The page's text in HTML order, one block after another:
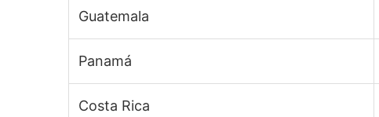
Guatemala
Panamá
Costa Rica